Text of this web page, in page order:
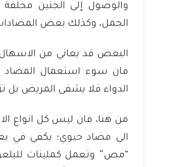
والوصول إلى الجنين مخلّفة
الحمل، وكذلك بعض
البعض قد يعاني من
فان سوء استعمال المضاد
الدواء فلا يشفى المريض بل
من هنا، فان ليس كل انواع
الى مضاد حيوي؛ يكفي في
“مص” وتعمل كملينات